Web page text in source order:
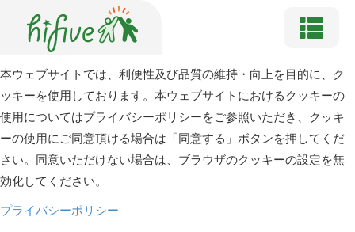
本ウェブサイトでは、利便性及び品質の維持・向上を目的に、ク
ッキーを使用しております。本ウェブサイトにおけるクッキーの
使用についてはプライバシーポリシーをご参照いただき、クッキ
ーの使用にご同意頂ける場合は「同意する」ボタンを押してくだ
さい。同意いただけない場合は、ブラウザのクッキーの設定を無
効化してください。
プライバシーポリシー